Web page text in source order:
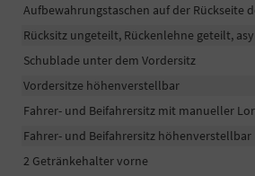
Aufbewahrungstaschen auf der Rückseite
Rücksitz ungeteilt, Rückenlehne geteilt,
Schublade unter dem Vordersitz
Vordersitze höhenverstellbar
Fahrer- und Beifahrersitz mit manueller
Fahrer- und Beifahrersitz höhenverstellbar
2 Getränkehalter vorne